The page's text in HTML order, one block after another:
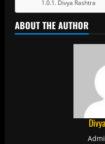
Divya Rashtra
ABOUT THE AUTHOR